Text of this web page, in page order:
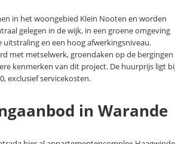
in het woongebied Klein Nooten en worden
gelegen in de wijk, in een groene omgeving
en een hoog afwerkingsniveau.
met metselwerk, groendaken op de bergingen
kenmerken van dit project. De huurprijs ligt
exclusief servicekosten.
in Warande